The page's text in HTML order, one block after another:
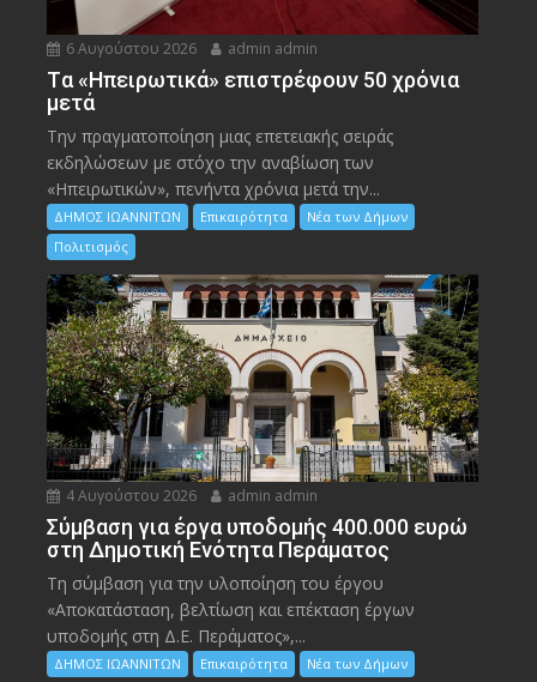
6 Αυγούστου 2026 admin admin
Tα «Ηπειρωτικά» επιστρέφουν 50 χρόνια
μετά
Την πραγματοποίηση μιας επετειακής σειράς
εκδηλώσεων με στόχο την αναβίωση των
«Ηπειρωτικών», πενήντα χρόνια μετά την...
ΔΗΜΟΣ ΙΩΑΝΝΙΤΩΝ Επικαιρότητα
Νέα των Δήμων
Πολιτισμός
4 Αυγούστου 2026 admin admin
Σύμβαση για έργα υποδομής 400.000 ευρώ
στη Δημοτική Ενότητα Περάματος
Τη σύμβαση για την υλοποίηση του έργου
«Αποκατάσταση, βελτίωση και επέκταση έργων
υποδομής στη Δ.Ε. Περάματος»,...
ΔΗΜΟΣ ΙΩΑΝΝΙΤΩΝ Επικαιρότητα Νέα των Δήμων